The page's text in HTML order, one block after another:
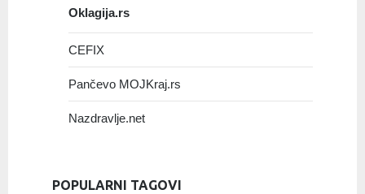
Oklagija.rs
CEFIX
Pančevo MOJKraj.rs
Nazdravlje.net
POPULARNI TAGOVI